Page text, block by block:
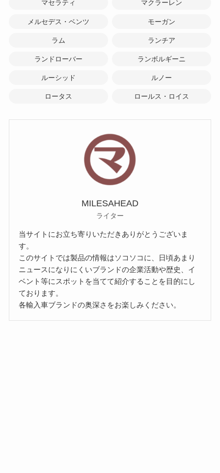
マセラティ マクラーレン
メルセデス・ベンツ モーガン
ラム ランチア
ランドローバー ランボルギーニ
ルーシッド ルノー
ロータス ロールス・ロイス
MILESAHEAD
ライター
当サイトにお立ち寄りいただきありがとうございま
す。
このサイトでは製品の情報はソコソコに、日頃あまり
ニュースになりにくいブランドの企業活動や歴史、イ
ベント等にスポットを当てて紹介することを目的にし
ております。
各輸入車ブランドの奥深さをお楽しみください。